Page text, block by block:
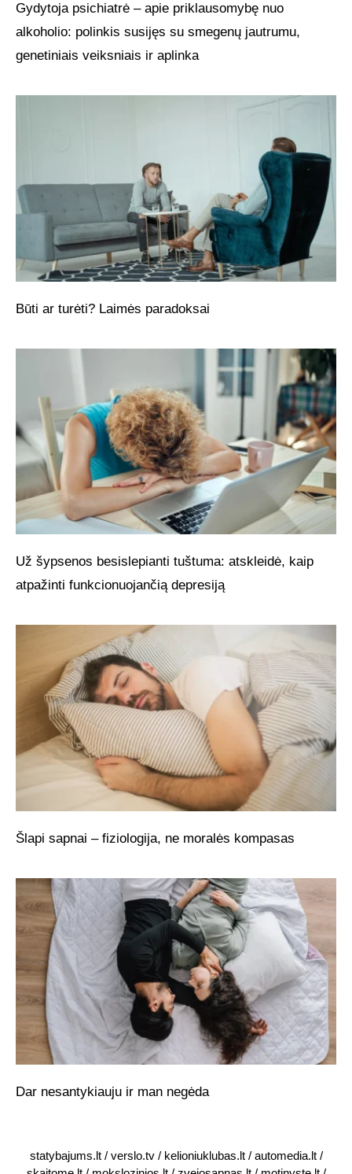
Gydytoja psichiatrė – apie priklausomybę nuo
alkoholio: polinkis susijęs su smegenų jautrumu,
genetiniais veiksniais ir aplinka
Būti ar turėti? Laimės paradoksai
Už šypsenos besislepianti tuštuma: atskleidė, kaip
atpažinti funkcionuojančią depresiją
Šlapi sapnai – fiziologija, ne moralės kompasas
Dar nesantykiauju ir man negėda
statybajums.lt/ verslo.tv/ kelioniuklubas.lt/ automedia.lt/